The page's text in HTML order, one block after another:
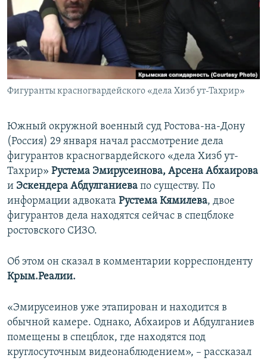
ПОБЕДИТЕЛЕЙ НЕ СУДЯТ?
КРЫМ.НЕПОКОРЕННЫЙ
ELIFBE
УКРАИНСКАЯ ПРОБЛЕМА КРЫМА
ПРИСОЕДИНЯЙТЕСЬ!
Все сайты RFE/RL
Фигуранты красногвардейского «дела Хизб ут-Тахрир»
Южный окружной военный суд Ростова-на-Дону
(Россия) 29 января начал рассмотрение дела
фигурантов красногвардейского «дела Хизб ут-
Тахрир» ​ Рустема Эмирусеинова, Арсена Абхаирова
и Эскендера Абдулганиева по существу. По
информации адвоката Рустема Кямилева, двое
фигурантов дела находятся сейчас в спецблоке
ростовского СИЗО.
Об этом он сказал в комментарии корреспонденту
Крым.Реалии.
«Эмирусеинов уже этапирован и находится в
обычной камере. Однако, Абхаиров и Абдулганиев
помещены в спецблок, где находятся под
круглосуточным видеонаблюдением», – рассказал